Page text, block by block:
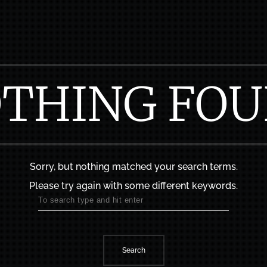
Sorry, but nothing matched your search terms.
Please try again with some different keywords.
Search